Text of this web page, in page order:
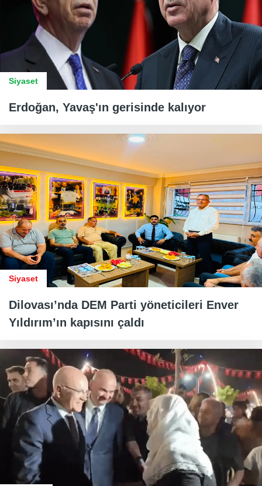
Siyaset
Erdoğan, Yavaş'ın gerisinde kalıyor
Siyaset
Dilovası’nda DEM Parti yöneticileri Enver
Yıldırım’ın kapısını çaldı